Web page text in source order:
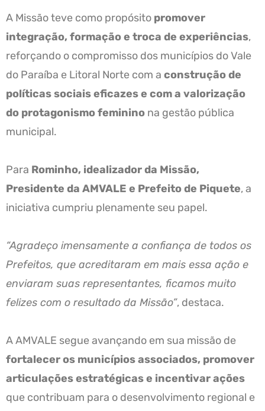
A Missão teve como propósito promover
integração, formação e troca de experiências,
reforçando o compromisso dos municípios do Vale
do Paraíba e Litoral Norte com a construção de
políticas sociais eficazes e com a valorização
do protagonismo feminino na gestão pública
municipal.
Para Rominho, idealizador da Missão,
Presidente da AMVALE e Prefeito de Piquete, a
iniciativa cumpriu plenamente seu papel.
“Agradeço imensamente a confiança de todos os
Prefeitos, que acreditaram em mais essa ação e
enviaram suas representantes, ficamos muito
felizes com o resultado da Missão”, destaca.
A AMVALE segue avançando em sua missão de
fortalecer os municípios associados, promover
articulações estratégicas e incentivar ações
que contribuam para o desenvolvimento regional e